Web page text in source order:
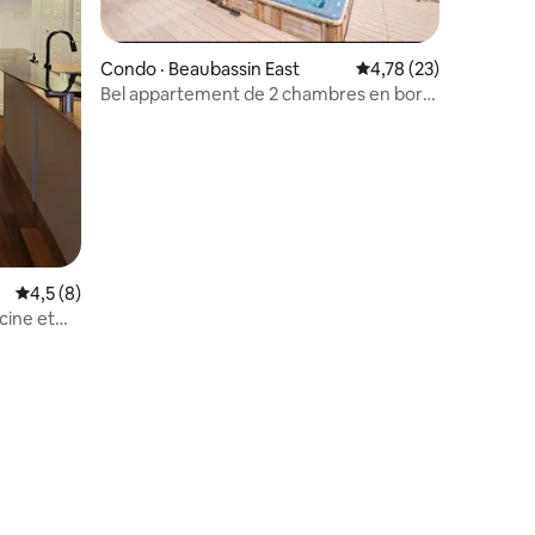
Note moyenne de 4,5 sur 5, 8 commentaires
4,5 (8)
et
Condo · Beaubassin East Note moyenne de
4,78 (23)
Bel appartement de 2 chambres en bord